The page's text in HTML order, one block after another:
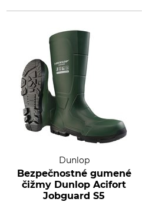
Dunlop
Bezpečnostné gumené
čižmy Dunlop Acifort
Jobguard S5